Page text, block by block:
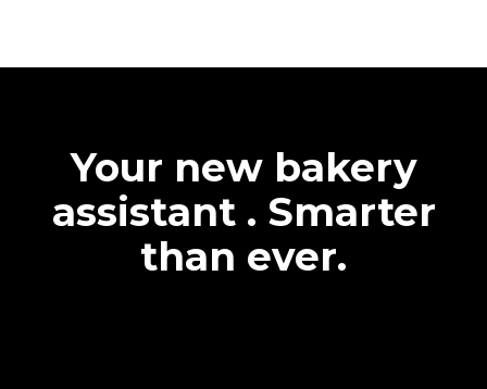
Your new bakery
assistant . Smarter
than ever.